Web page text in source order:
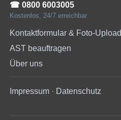
☎︎ 0800 6003005
Kostenlos, 24/7 erreichbar
Kontaktformular & Foto-Upload
AST beauftragen
Über uns
Impressum · Datenschutz